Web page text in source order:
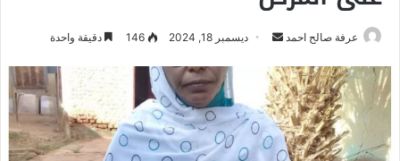
عرفة صالح احمد
س
ل
ب
ر
ديسمبر 18, 2024 146 دقيقة واحدة